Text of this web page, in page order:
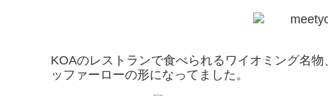
KOAのレストランで食べられるワイオミング名
ッファーローの形になってました。